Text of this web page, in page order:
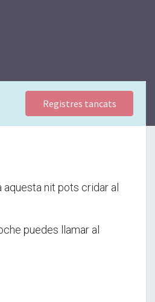
Registres tancats
aquesta nit pots cridar al
puedes llamar al